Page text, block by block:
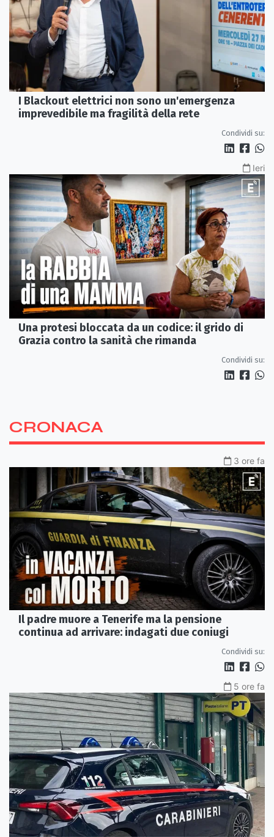
I Blackout elettrici non sono un'emergenza
imprevedibile ma fragilità della rete
Condividi su:
Ieri
Una protesi bloccata da un codice: il grido di
Grazia contro la sanità che rimanda
Condividi su:
CRONACA
3 ore fa
Il padre muore a Tenerife ma la pensione
continua ad arrivare: indagati due coniugi
Condividi su:
5 ore fa